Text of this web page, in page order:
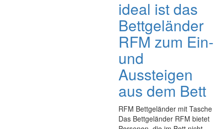
ideal ist das
Bettgeländer
RFM zum Ein-
und
Aussteigen
aus dem Bett
RFM Bettgeländer mit Tasche
Das Bettgeländer RFM bietet